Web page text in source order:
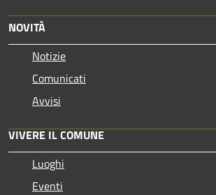
NOVITÀ
Notizie
Comunicati
Avvisi
VIVERE IL COMUNE
Luoghi
Eventi